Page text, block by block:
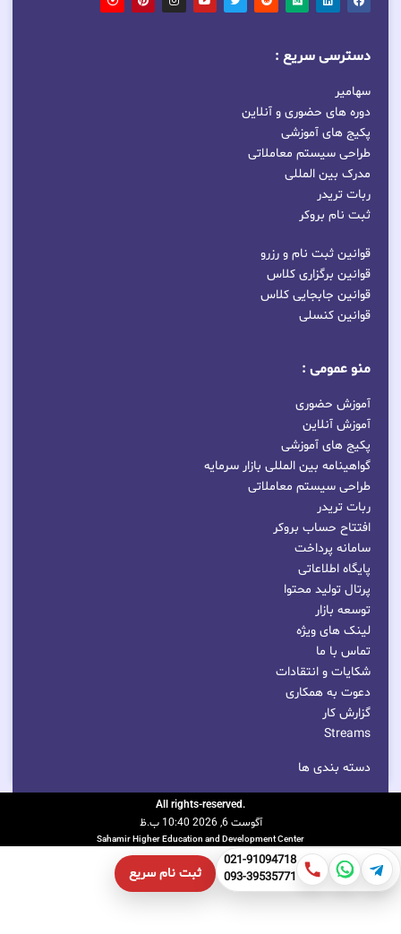
دسترسی سریع :
سهامیر
دوره های حضوری و آنلاین
پکیج های آموزشی
طراحی سیستم معاملاتی
مدرک بین المللی
ربات تریدر
ثبت نام بروکر
قوانین ثبت نام و رزرو
قوانین برگزاری کلاس
قوانین جابجایی کلاس
قوانین کنسلی
منو عمومی :
آموزش حضوری
آموزش آنلاین
پکیج های آموزشی
گواهینامه بین المللی بازار سرمایه
طراحی سیستم معاملاتی
ربات تریدر
افتتاح حساب بروکر
سامانه پرداخت
پایگاه اطلاعاتی
پرتال تولید محتوا
توسعه بازار
لینک های ویژه
تماس با ما
شکایات و انتقادات
دعوت به همکاری
گزارش کار
Streams
دسته بندی ها
.All rights-reserved
آگوست 6, 2026 10:40 ب.ظ
Sahamir Higher Education and Development Center
021-91094718
093-39535771
ثبت نام سریع